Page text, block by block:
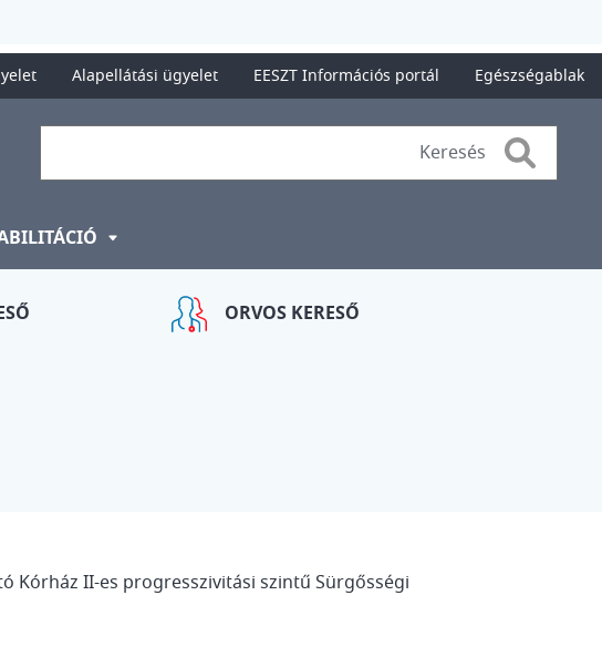
Alapellátási ügyelet EESZT Információs portál Egészségablak
Search
ORVOS KERESŐ
Kórház II-es progresszivitási szintű Sürgősségi